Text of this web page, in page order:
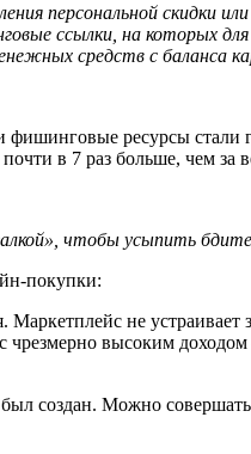
персональной скидки
ссылки, на которых
средств с баланса
ресурсы стали
в 7 раз больше, чем за
чтобы усыпить
покупки:
Маркетплейс не устраивает
высоким доходом
создан. Можно